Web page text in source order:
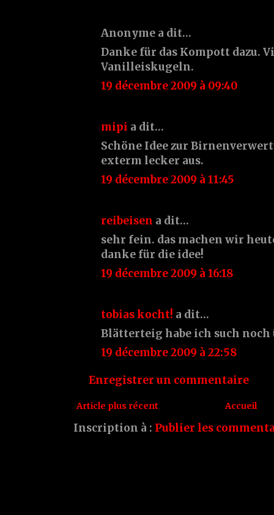
Anonyme a dit…
Danke für das Kompott dazu.
Vanilleiskugeln.
19 décembre 2009 à 09:40
mipi a dit…
Schöne Idee zur
exterm lecker aus.
19 décembre 2009 à 11:45
reibeisen a dit…
sehr fein. das machen wir
danke für die idee!
19 décembre 2009 à 16:18
tobias kocht! a dit…
Blätterteig habe ich such noch
19 décembre 2009 à 22:58
Enregistrer un commentaire
Article plus récent Accueil
Inscription à : Publier les